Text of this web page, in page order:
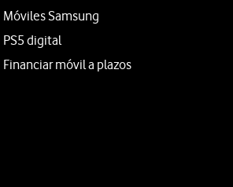
Móviles Samsung
PS5 digital
Financiar móvil a plazos